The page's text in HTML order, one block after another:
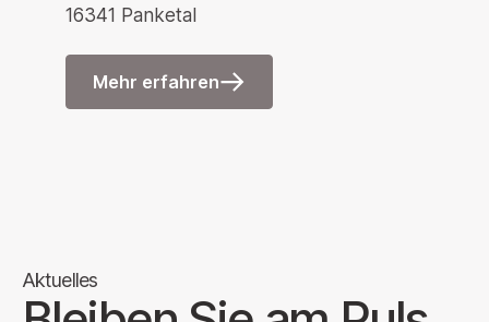
16341 Panketal
Mehr erfahren
Aktuelles